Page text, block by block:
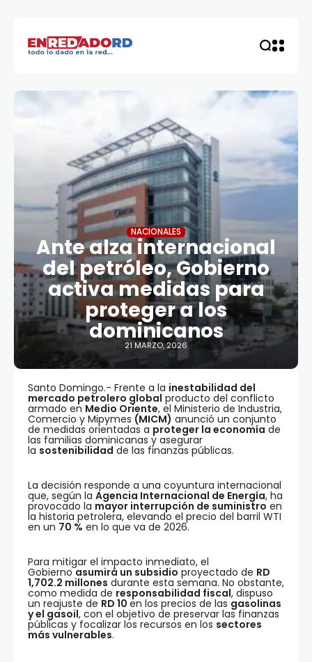
NACIONALES
Ante alza internacional
del petróleo, Gobierno
activa medidas para
proteger a los
dominicanos
21 MARZO, 2026
Santo Domingo.- Frente a la inestabilidad del
mercado petrolero global producto del conflicto
armado en Medio Oriente, el Ministerio de Industria,
Comercio y Mipymes (MICM) anunció un conjunto
de medidas orientadas a proteger la economía de
las familias dominicanas y asegurar
la sostenibilidad de las finanzas públicas.
La decisión responde a una coyuntura internacional
que, según la Agencia Internacional de Energía, ha
provocado la mayor interrupción de suministro en
la historia petrolera, elevando el precio del barril WTI
en un 70 % en lo que va de 2026.
Para mitigar el impacto inmediato, el
Gobiernoasumirá un subsidio proyectado de RD
1,702.2 millones durante esta semana. No obstante,
como medida de responsabilidad fiscal, dispuso
un reajuste de RD 10 en los precios de las gasolinas
y el gasoil, con el objetivo de preservar las finanzas
públicas y focalizar los recursos en los sectores
más vulnerables.